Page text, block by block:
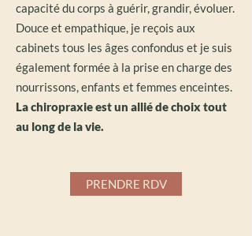
capacité du corps à guérir, grandir, évoluer.
Douce et empathique, je reçois aux
cabinets tous les âges confondus et je suis
également formée à la prise en charge des
nourrissons, enfants et femmes enceintes.
La chiropraxie est un allié de choix tout
au long de la vie.
PRENDRE RDV